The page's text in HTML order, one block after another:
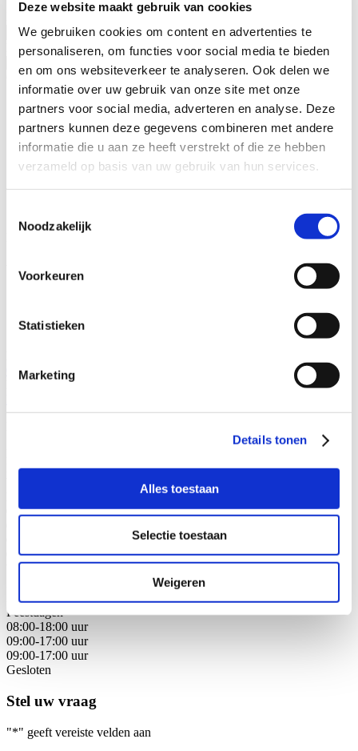
Deze website maakt gebruik van cookies
We gebruiken cookies om content en advertenties te
personaliseren, om functies voor social media te bieden
en om ons websiteverkeer te analyseren. Ook delen we
informatie over uw gebruik van onze site met onze
partners voor social media, adverteren en analyse. Deze
partners kunnen deze gegevens combineren met andere
informatie die u aan ze heeft verstrekt of die ze hebben
verzameld op basis van uw gebruik van hun services.
Noodzakelijk
Voorkeuren
Statistieken
Marketing
Details tonen
Alles toestaan
Selectie toestaan
Weigeren
Ervaringsjaren
Geslacht
Man
Vrouw
Specialisatieverenigingen
MfN
Wij helpen u graag!
Stap 3: Kies de beste oplossing voor uw situatie
088 - 629 00 40
Beschikbaar vanaf
Dinsdag
08:00-18:00 uur
08:00-18:00 uur
Vrijdag
Zondag
Feestdagen
08:00-18:00 uur
09:00-17:00 uur
09:00-17:00 uur
Gesloten
Stel uw vraag
"*" geeft vereiste velden aan